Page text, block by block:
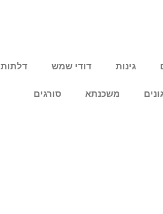
גינות דודי שמש דלתות
משכנתא סורגים